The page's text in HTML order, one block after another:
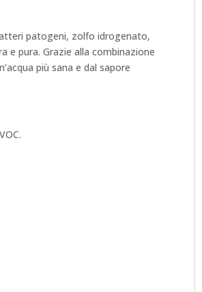
patogeni, zolfo idrogenato,
e pura. Grazie alla combinazione
più sana e dal sapore